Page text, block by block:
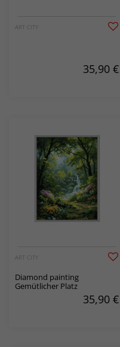
ART CITY
35,90 €
ART CITY
Diamond painting
Gemütlicher Platz
35,90 €